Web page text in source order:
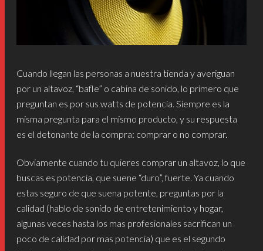
Cuando llegan las personas a nuestra tienda y averiguan
por un altavoz, “bafle” o cabina de sonido, lo primero que
preguntan es por sus watts de potencia. Siempre es la
misma pregunta para el mismo producto, y su respuesta
es el detonante de la compra: comprar o no comprar.
Obviamente cuando tu quieres comprar un altavoz, lo que
buscas es potencia, que suene “duro”, fuerte. Ya cuando
estas seguro de que suena potente, preguntas por la
calidad (hablo de sonido de entretenimiento y hogar,
algunas veces hasta los mas profesionales sacrifican un
poco de calidad por mas potencia) que es el segundo